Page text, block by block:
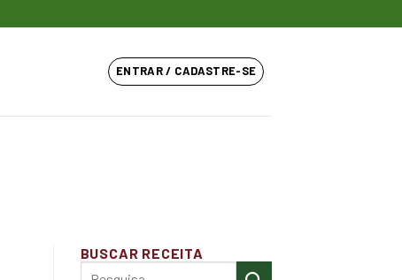
ENTRAR / CADASTRE-SE
BUSCAR RECEITA